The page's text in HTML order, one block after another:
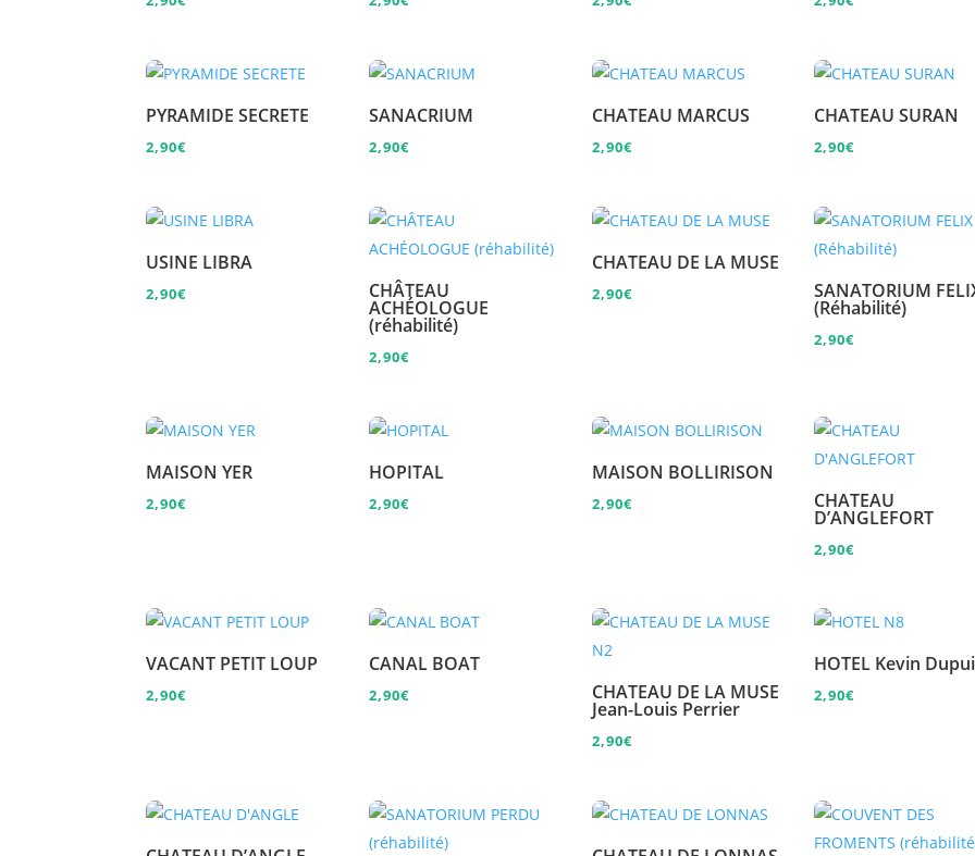
PYRAMIDE SECRETE
2,90€
SANACRIUM
2,90€
CHATEAU MARCUS
2,90€
CHATEAU SURAN
2,90€
USINE LIBRA
2,90€ CHÂTEAU
ACHÉOLOGUE
(réhabilité)
2,90€
CHATEAU DE LA MUSE
2,90€ SANATORIUM
(Réhabilité)
2,90€
MAISON YER
2,90€
HOPITAL
2,90€
MAISON BOLLIRISON
2,90€ CHATEAU
D’ANGLEFORT
2,90€
VACANT PETIT LOUP
2,90€
CANAL BOAT
2,90€ CHATEAU DE LA MUSE
Jean-Louis Perrier
2,90€
HOTEL Kevin
2,90€